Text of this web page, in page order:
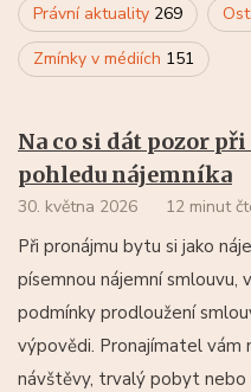
Právní aktuality 269
Zmínky v médiích 151
Na co si dát pozor
pohledu nájemníka
30. května 2026 12 minut
Při pronájmu bytu si jako
písemnou nájemní smlouvu,
podmínky prodloužení
výpovědi. Pronajímatel vám
návštěvy, trvalý pobyt nebo